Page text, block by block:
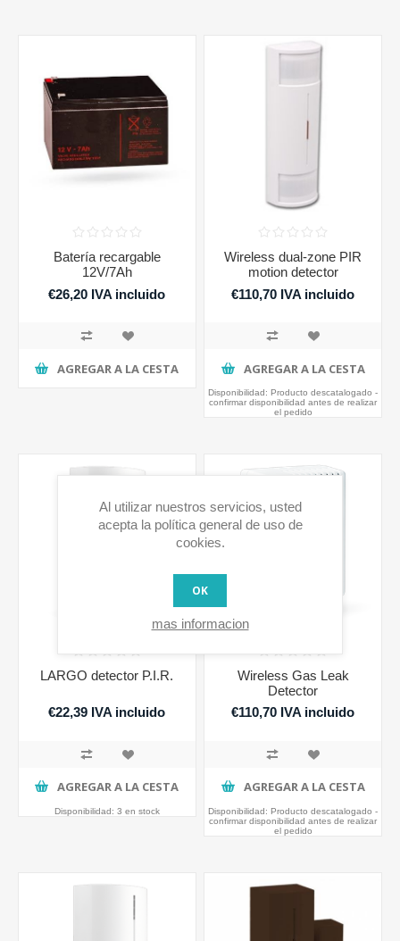
Batería recargable
12V/7Ah
€26,20 IVA incluido
AGREGAR A LA CESTA
Wireless dual-zone PIR
motion detector
€110,70 IVA incluido
AGREGAR A LA CESTA
Disponibilidad: Producto descatalogado -
confirmar disponibilidad antes de realizar
el pedido
LARGO detector P.I.R.
€22,39 IVA incluido
AGREGAR A LA CESTA
Disponibilidad: 3 en stock
Wireless Gas Leak
Detector
€110,70 IVA incluido
AGREGAR A LA CESTA
Disponibilidad: Producto descatalogado -
confirmar disponibilidad antes de realizar
el pedido
Al utilizar nuestros servicios, usted
acepta la política general de uso de
cookies.
OK
mas informacion